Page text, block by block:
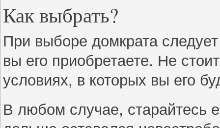
Как выбрать?
При выборе домкрата
вы его приобретаете. Не
условиях, в которых вы его
В любом случае, старайтесь